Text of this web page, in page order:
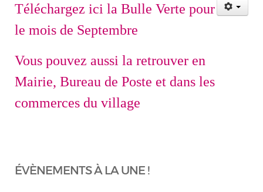
Téléchargez ici la Bulle Verte pour
le mois de Septembre
Vous pouvez aussi la retrouver en
Mairie, Bureau de Poste et dans les
commerces du village
ÉVÈNEMENTS À LA UNE !